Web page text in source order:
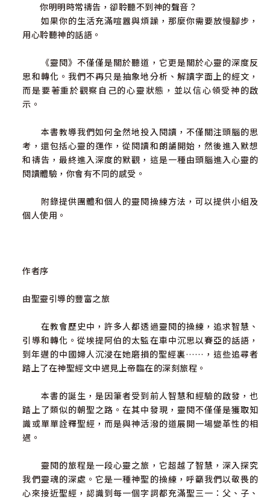
你明明時常禱告，卻聆聽不到神的聲音？
如果你的生活充滿喧囂與煩躁，那麼你需要放慢腳步，
用心聆聽神的話語。
《靈閱》不僅僅是關於聽道，它更是關於心靈的深度反
思和轉化。我們不再只是抽象地分析、解讀字面上的經文，
而是要著重於觀察自己的心靈狀態，並以信心領受神的啟
示。
本書教導我們如何全然地投入閱讀，不僅關注頭腦的思
考，還包括心靈的運作，從閱讀和朗誦開始，然後進入默想
和禱告，最終進入深度的默觀，這是一種由頭腦進入心靈的
閱讀體驗，你會有不同的感受。
附錄提供團體和個人的靈閱操練方法，可以提供小組及
個人使用。
作者序
由聖靈引導的豐富之旅
在教會歷史中，許多人都透過靈閱的操練，追求智慧、
引導和轉化。從埃提阿伯的太監在車中沉思以賽亞的話語，
到年邁的中國婦人沉浸在她磨損的聖經裏……，這些追尋者
踏上了在神聖經文中遇見上帝臨在的深刻旅程。
本書的誕生，是因筆者受到前人智慧和經驗的啟發，也
踏上了類似的朝聖之路。在其中發現，靈閱不僅僅是獲取知
識或單單詮釋聖經，而是與神活潑的道展開一場變革性的相
遇。
靈閱的旅程是一段心靈之旅，它超越了智慧，深入探究
我們靈魂的深處。它是一種神聖的操練，呼籲我們以敬畏的
心來接近聖經，認識到每一個字詞都充滿聖三一：父、子、